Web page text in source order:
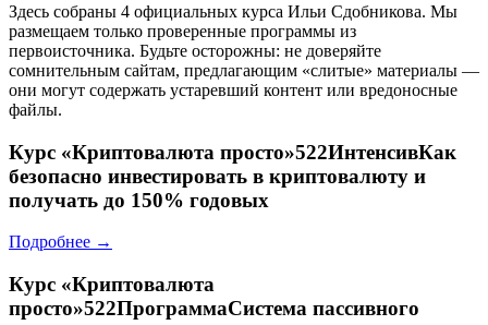
Здесь собраны 4 официальных курса Ильи Сдобникова. Мы
размещаем только проверенные программы из
первоисточника. Будьте осторожны: не доверяйте
сомнительным сайтам, предлагающим «слитые» материалы —
они могут содержать устаревший контент или вредоносные
файлы.
Курс «Криптовалюта просто»522ИнтенсивКак
безопасно инвестировать в криптовалюту и
получать до 150% годовых
Подробнее →
Курс «Криптовалюта
просто»522ПрограммаСистема пассивного